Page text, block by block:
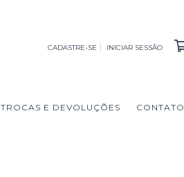
CADASTRE-SE INICIAR SESSÃO
TROCAS E DEVOLUÇÕES CONTATO